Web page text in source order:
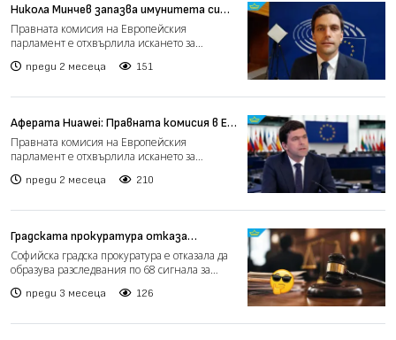
Никола Минчев запазва имунитета си
след решение на Правната комисия на
Европейския парламент
Правната комисия на Европейския
парламент е отхвърлила искането за
преди 2 месеца 151
Аферата Huawei: Правната комисия в ЕП
не подкрепи свалянето на имунитета на
Николай Минчев
Правната комисия на Европейския
парламент е отхвърлила искането за
преди 2 месеца 210
Градската прокуратура отказа
разследвания по десетки сигнали срещу
„лица с имунитет“ за купуване на
Софийска градска прокуратура е отказала да
образува разследвания по 68 сигнала за
преди 3 месеца 126